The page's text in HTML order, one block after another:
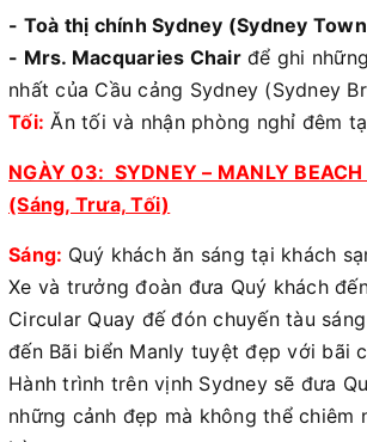
- Toà thị chính Sydney (Sydney
- Mrs. Macquaries Chairđể ghi
nhất của Cầu cảng Sydney (Sydney
Tối: Ăn tối và nhận phòng nghỉ đêm
NGÀY 03: SYDNEY – MANLY
(Sáng, Trưa, Tối)
Sáng: Quý khách ăn sáng tại khách
Xe và trưởng đoàn đưa Quý khách
Circular Quay đế đón chuyến tàu
đến Bãi biển Manly tuyệt đẹp với bãi
Hành trình trên vịnh Sydney sẽ đưa
những cảnh đẹp mà không thể chiêm